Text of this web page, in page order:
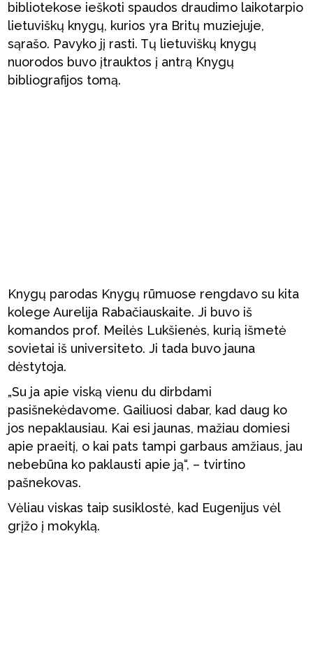
bibliotekose ieškoti spaudos draudimo laikotarpio
lietuviškų knygų, kurios yra Britų muziejuje,
sąrašo. Pavyko jį rasti. Tų lietuviškų knygų
nuorodos buvo įtrauktos į antrą Knygų
bibliografijos tomą.
Knygų parodas Knygų rūmuose rengdavo su kita
kolege Aurelija Rabačiauskaite. Ji buvo iš
komandos prof. Meilės Lukšienės, kurią išmetė
sovietai iš universiteto. Ji tada buvo jauna
dėstytoja.
„Su ja apie viską vienu du dirbdami
pasišnekėdavome. Gailiuosi dabar, kad daug ko
jos nepaklausiau. Kai esi jaunas, mažiau domiesi
apie praeitį, o kai pats tampi garbaus amžiaus, jau
nebebūna ko paklausti apie ją“, – tvirtino
pašnekovas.
Vėliau viskas taip susiklostė, kad Eugenijus vėl
grįžo į mokyklą.